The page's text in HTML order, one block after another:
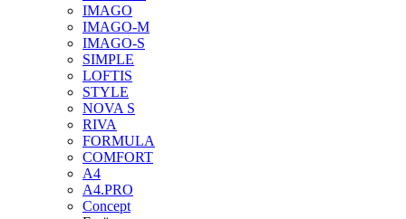
IMAGO
IMAGO-M
IMAGO-S
SIMPLE
LOFTIS
STYLE
NOVA S
RIVA
FORMULA
COMFORT
A4
A4.PRO
Concept